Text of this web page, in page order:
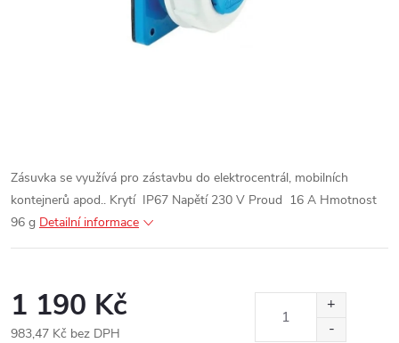
Zásuvka se využívá pro zástavbu do elektrocentrál, mobilních
kontejnerů apod.. Krytí IP67 Napětí 230 V Proud 16 A Hmotnost
96 g Detailní informace
1 190 Kč
983,47 Kč bez DPH